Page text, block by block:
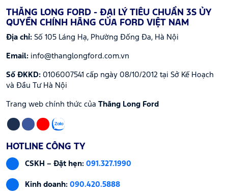
THĂNG LONG FORD - ĐẠI LÝ TIÊU CHUẨN 3S ỦY
QUYỀN CHÍNH HÃNG CỦA FORD VIỆT NAM
Địa chỉ: Số 105 Láng Hạ, Phường Đống Đa, Hà Nội
Email: info@thanglongford.com.vn
Số ĐKKD: 0106007541 cấp ngày 08/10/2012 tại Sở Kế Hoạch
và Đầu Tư Hà Nội
Trang web chính thức của Thăng Long Ford
HOTLINE CÔNG TY
CSKH – Đặt hẹn: 091.327.1990
Kinh doanh: 090.420.5888